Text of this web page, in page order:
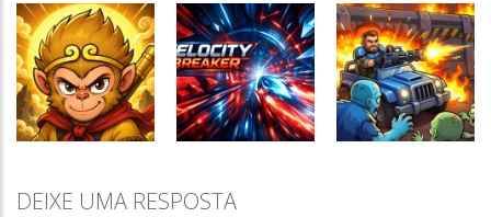
TIny Football
Cup 2026
152
Fishing: Catch
the Secret
Brainrot
187
Obby Escape
from Tsunami
Brainrot
162
Meme
Velocity
DEIXE UMA RESPOSTA